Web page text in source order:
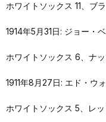
ホワイトソックス 11、ブ
1914年5月31日: ジョー・
ホワイトソックス 6、ナッ
1911年8月27日: エド・ウ
ホワイトソックス 5、レ